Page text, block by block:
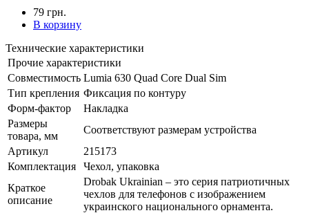
79 грн.
В корзину
Технические характеристики
Прочие характеристики
Совместимость Lumia 630 Quad Core Dual Sim
Тип крепления Фиксация по контуру
Форм-фактор
Накладка
Размеры
товара, мм
Соответствуют размерам устройства
Артикул
215173
Комплектация
Чехол, упаковка
Краткое
описание
Drobak Ukrainian – это серия патриотичных
чехлов для телефонов с изображением
украинского национального орнамента.